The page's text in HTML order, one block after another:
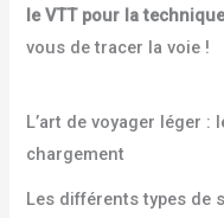
le VTT pour la
vous de tracer la voie !
L’art de voyager léger
chargement
Les différents types de